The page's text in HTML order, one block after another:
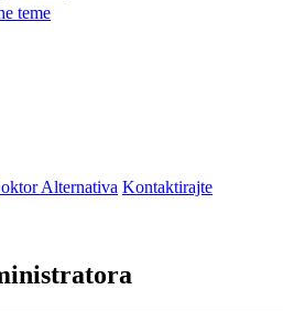
teme
Alternativa Kontaktirajte